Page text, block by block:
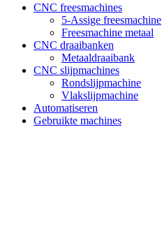
CNC freesmachines
5-Assige freesmachine
Freesmachine metaal
CNC draaibanken
Metaaldraaibank
CNC slijpmachines
Rondslijpmachine
Vlakslijpmachine
Automatiseren
Gebruikte machines